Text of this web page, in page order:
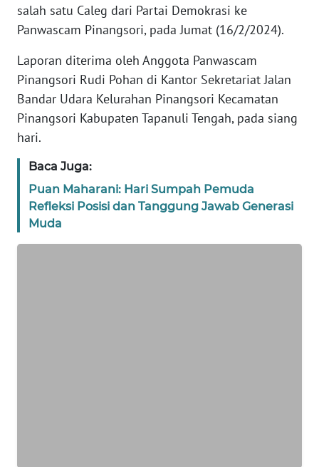
salah satu Caleg dari Partai Demokrasi ke
Panwascam Pinangsori, pada Jumat (16/2/2024).
Laporan diterima oleh Anggota Panwascam
Pinangsori Rudi Pohan di Kantor Sekretariat Jalan
Bandar Udara Kelurahan Pinangsori Kecamatan
Pinangsori Kabupaten Tapanuli Tengah, pada siang
hari.
Baca Juga:
Puan Maharani: Hari Sumpah Pemuda
Refleksi Posisi dan Tanggung Jawab Generasi
Muda
KARIR
Wahana
News
WN
SUMUT
WN
JAKARTA